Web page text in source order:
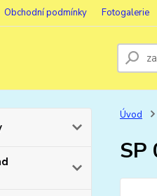
Obchodní podmínky Fotogalerie
Úvod
SP